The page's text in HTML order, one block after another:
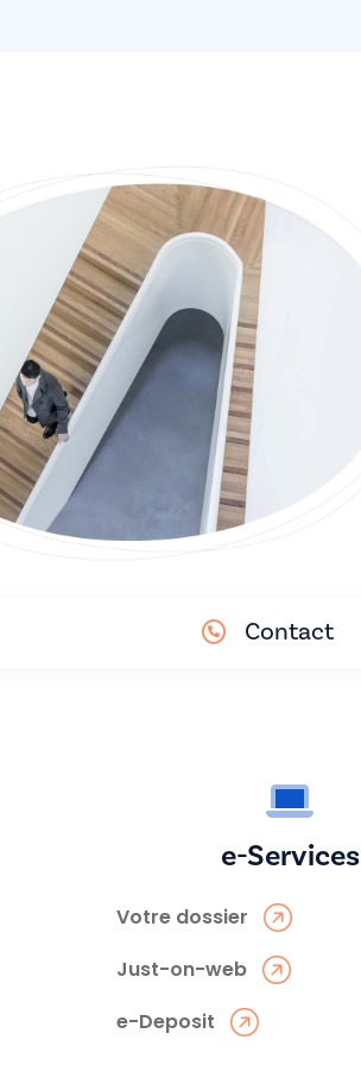
Contact
e-Services
Votre dossier
Just-on-web
e-Deposit